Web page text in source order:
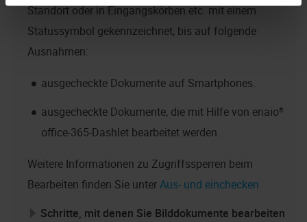
Standort oder in Eingangskörben etc. mit einem
Statussymbol gekennzeichnet, bis auf folgende
Ausnahmen:
ausgecheckte Dokumente auf Smartphones.
ausgecheckte Dokumente, die mit Hilfe von enaio®
office-365-Dashlet bearbeitet werden.
Weitere Informationen zu Zugriffssperren beim
Bearbeiten finden Sie unterAus- und einchecken
Schritte, mit denen Sie Bilddokumente bearbeiten